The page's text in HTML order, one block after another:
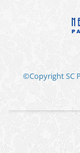
©Copyright SC